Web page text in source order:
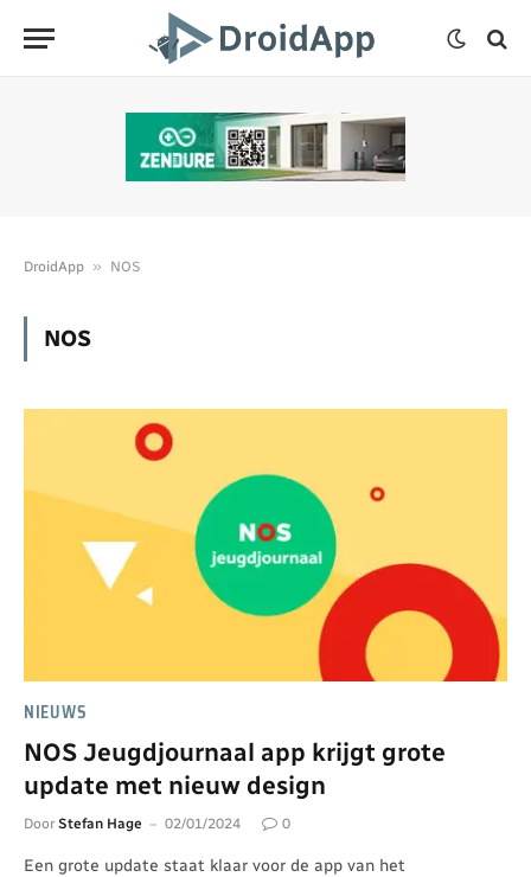
DroidApp » NOS
NOS
NIEUWS
NOS Jeugdjournaal app krijgt grote
update met nieuw design
Door Stefan Hage 02/01/2024 0
Een grote update staat klaar voor de app van het